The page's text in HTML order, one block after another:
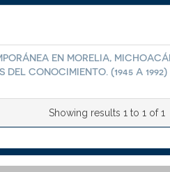
EN MORELIA,
DEL CONOCIMIENTO. (1945 A 1992)
Showing results 1 to 1 of 1